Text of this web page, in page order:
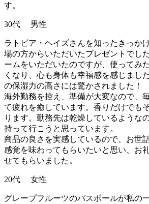
す。
30代 男性
ラトビア・ヘイズさんを知ったきっか
場の方からいただいたプレゼントでし
ームをいただいたのですが、使ってみ
くなり、心も身体も幸福感を感じまし
の保湿力の高さには驚かされました！
海外勤務を控え、準備が大変なので、
て疲れを癒しています。香りだけでも
ります。勤務先は乾燥しているような
持って行こうと思っています。
商品の良さを実感しているので、お世
感覚を味わってもらいたいと思い、お
せてもらいました。
20代 女性
グレープフルーツのバスボールが私の